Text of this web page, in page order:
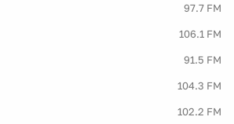
97.7 FM
106.1 FM
91.5 FM
104.3 FM
102.2 FM